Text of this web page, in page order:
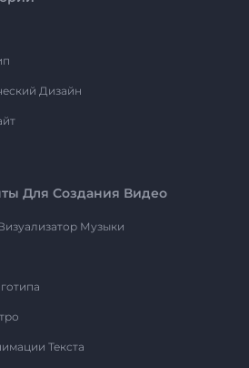
Дизайн
Для Создания Видео
Музыки
Текста